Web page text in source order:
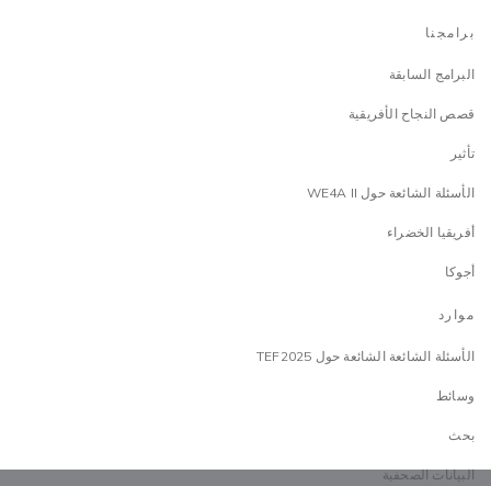
برامجنا
البرامج السابقة
قصص النجاح الأفريقية
تأثير
الأسئلة الشائعة حول WE4A II
أفريقيا الخضراء
أجوكا
موارد
الأسئلة الشائعة الشائعة حول TEF2025
وسائط
بحث
البيانات الصحفية